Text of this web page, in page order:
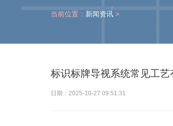
当前位置： 新闻资讯 >
标识标牌导视系统常见工艺
日期：2025-10-27 09:51:31